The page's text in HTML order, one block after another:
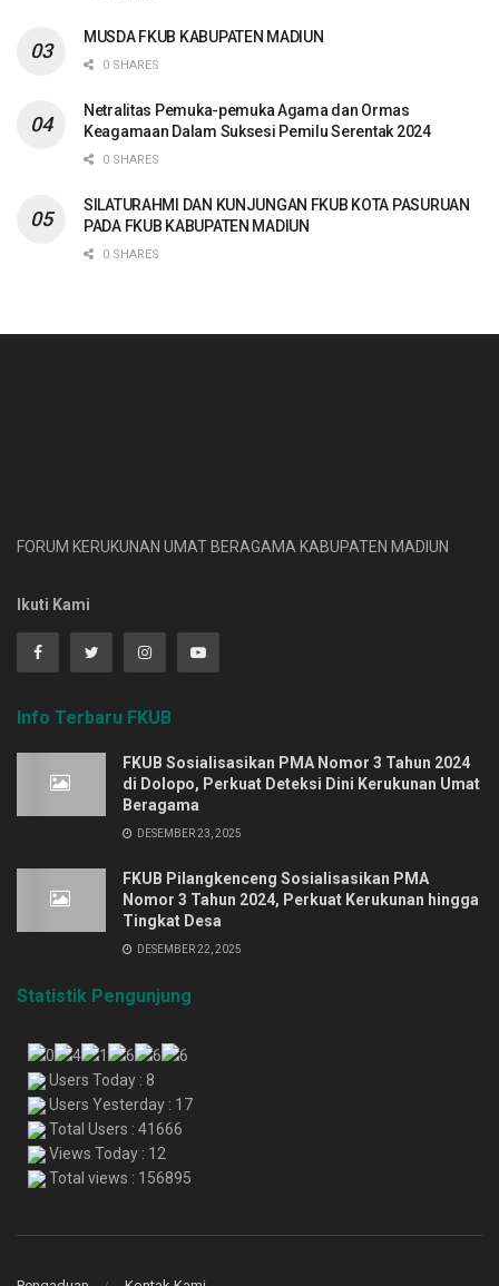
MUSDA FKUB KABUPATEN MADIUN
0 SHARES
Netralitas Pemuka-pemuka Agama dan Ormas
Keagamaan Dalam Suksesi Pemilu Serentak 2024
0 SHARES
SILATURAHMI DAN KUNJUNGAN FKUB KOTA PASURUAN
PADA FKUB KABUPATEN MADIUN
0 SHARES
FORUM KERUKUNAN UMAT BERAGAMA KABUPATEN MADIUN
Ikuti Kami
Info Terbaru FKUB
FKUB Sosialisasikan PMA Nomor 3 Tahun 2024
di Dolopo, Perkuat Deteksi Dini Kerukunan Umat
Beragama
DESEMBER 23, 2025
FKUB Pilangkenceng Sosialisasikan PMA
Nomor 3 Tahun 2024, Perkuat Kerukunan hingga
Tingkat Desa
DESEMBER 22, 2025
Statistik Pengunjung
Users Today : 8
Users Yesterday : 17
Total Users : 41666
Views Today : 12
Total views : 156895